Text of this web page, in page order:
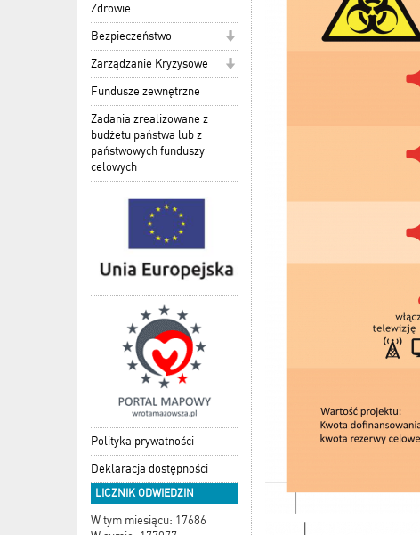
Zdrowie
Bezpieczeństwo
Zarządzanie Kryzysowe
Fundusze zewnętrzne
Zadania zrealizowane z
budżetu państwa lub z
państwowych funduszy
celowych
Polityka prywatności
Deklaracja dostępności
LICZNIK ODWIEDZIN
W tym miesiącu: 17686